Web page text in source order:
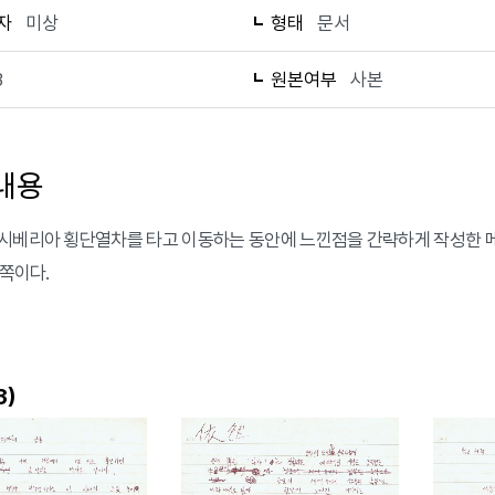
미상 형태 문서
원본여부 사본
용
베리아 횡단열차를 타고 이동하는 동안에 느낀점을 간략하게 작성한
이다.
)